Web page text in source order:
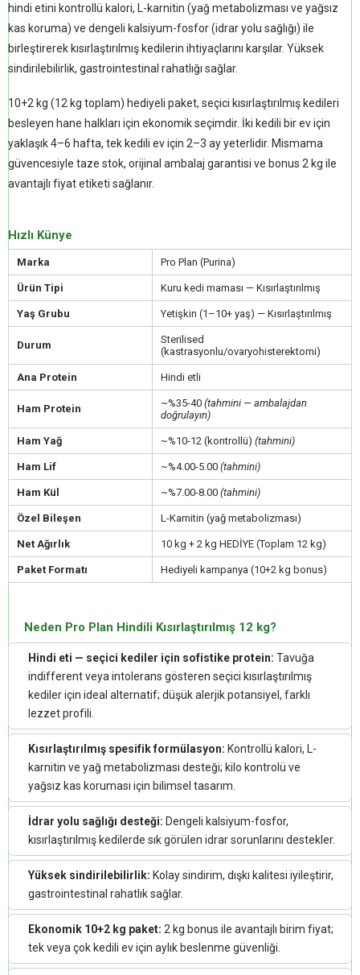
hindi etini kontrollü kalori, L-karnitin (yağ metabolizması ve yağsız
kas koruma) ve dengeli kalsiyum-fosfor (idrar yolu sağlığı) ile
birleştirerek kısırlaştırılmış kedilerin ihtiyaçlarını karşılar. Yüksek
sindirilebilirlik, gastrointestinal rahatlığı sağlar.
10+2 kg (12 kg toplam) hediyeli paket, seçici kısırlaştırılmış kedileri
besleyen hane halkları için ekonomik seçimdir. İki kedili bir ev için
yaklaşık 4–6 hafta, tek kedili ev için 2–3 ay yeterlidir. Mismama
güvencesiyle taze stok, orijinal ambalaj garantisi ve bonus 2 kg ile
avantajlı fiyat etiketi sağlanır.
Hızlı Künye
Marka Pro Plan (Purina)
Ürün Tipi Kuru kedi maması — Kısırlaştırılmış
Yaş Grubu Yetişkin (1–10+ yaş) — Kısırlaştırılmış
Durum
Sterilised
(kastrasyonlu/ovaryohisterektomi)
Ana Protein Hindi etli
Ham Protein ~%35-40 (tahmini — ambalajdan
doğrulayın)
Ham Yağ ~%10-12 (kontrollü) (tahmini)
Ham Lif ~%4.00-5.00 (tahmini)
Ham Kül ~%7.00-8.00 (tahmini)
Özel Bileşen L-Karnitin (yağ metabolizması)
Net Ağırlık 10 kg + 2 kg HEDİYE (Toplam 12 kg)
Paket Formatı Hediyeli kampanya (10+2 kg bonus)
Neden Pro Plan Hindili Kısırlaştırılmış 12 kg?
Hindi eti — seçici kediler için sofistike protein: Tavuğa
indifferent veya intolerans gösteren seçici kısırlaştırılmış
kediler için ideal alternatif; düşük alerjik potansiyel, farklı
lezzet profili.
Kısırlaştırılmış spesifik formülasyon: Kontrollü kalori, L-
karnitin ve yağ metabolizması desteği; kilo kontrolü ve
yağsız kas koruması için bilimsel tasarım.
İdrar yolu sağlığı desteği: Dengeli kalsiyum-fosfor,
kısırlaştırılmış kedilerde sık görülen idrar sorunlarını destekler.
Yüksek sindirilebilirlik: Kolay sindirim, dışkı kalitesi iyileştirir,
gastrointestinal rahatlık sağlar.
Ekonomik 10+2 kg paket: 2 kg bonus ile avantajlı birim fiyat;
tek veya çok kedili ev için aylık beslenme güvenliği.